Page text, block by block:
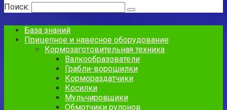
Поиск:
База знаний
Прицепное и навесное оборудование
Кормозаготовительная техника
Валкообразователи
Грабли-ворошилки
Кормораздатчики
Косилки
Мульчировщики
Обмотчики рулонов